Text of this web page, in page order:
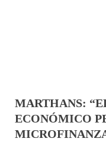
MARTHANS:
ECONÓMICO